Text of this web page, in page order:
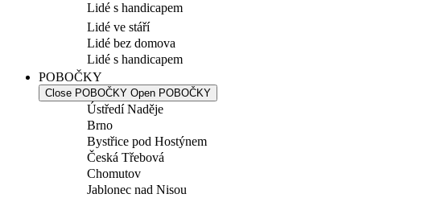
Lidé s handicapem
Lidé ve stáří
Lidé bez domova
Lidé s handicapem
POBOČKY
Close POBOČKY Open POBOČKY
Ústředí Naděje
Brno
Bystřice pod Hostýnem
Česká Třebová
Chomutov
Jablonec nad Nisou